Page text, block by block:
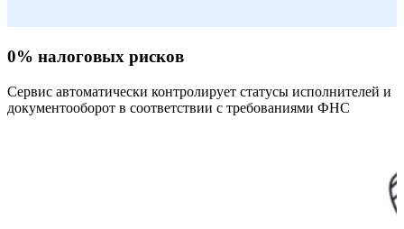
0% налоговых рисков
Сервис автоматически контролирует статусы исполнителей и
документооборот в соответствии с требованиями ФНС